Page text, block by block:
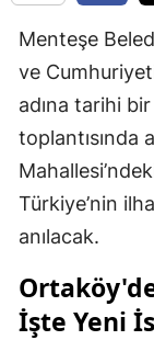
Menteşe
ve
adına tarihi
toplantısında
Türkiye’nin
anılacak.
İşte Yeni